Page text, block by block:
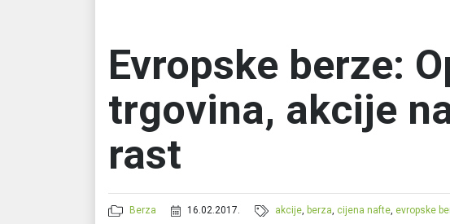
Evropske berze:
trgovina, akcije
rast
Berza 16.02.2017. akcije, berza, cijena nafte, evropske